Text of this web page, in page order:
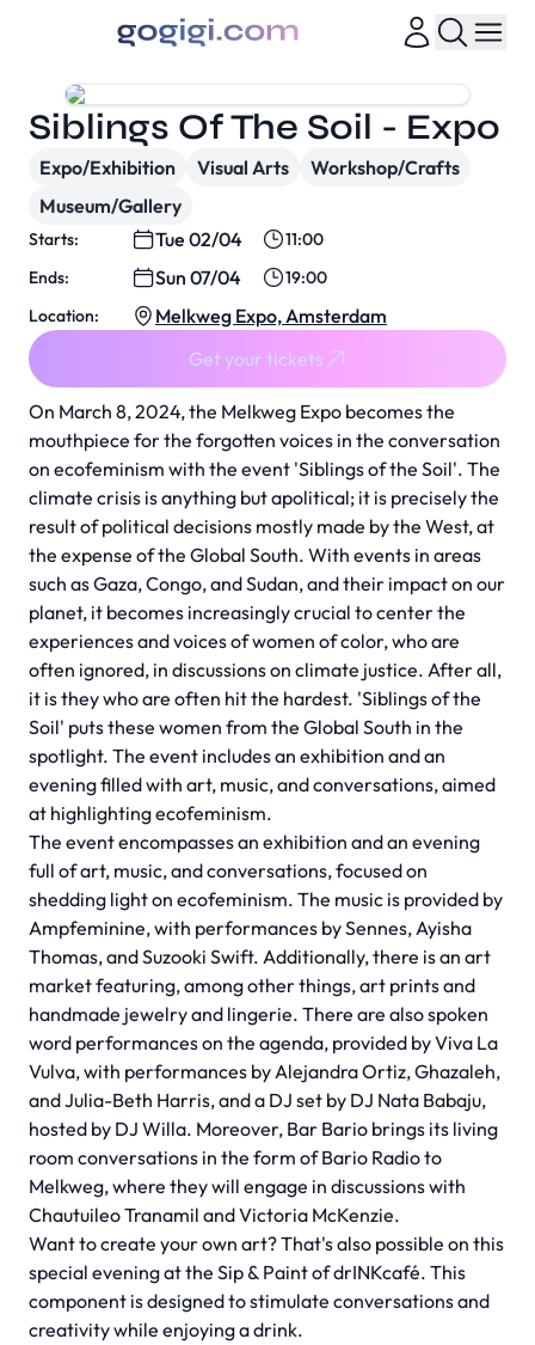
On March 8, 2024, the Melkweg Expo becomes the
mouthpiece for the forgotten voices in the conversation
on ecofeminism with the event 'Siblings of the Soil'. The
climate crisis is anything but apolitical; it is precisely the
result of political decisions mostly made by the West, at
the expense of the Global South. With events in areas
such as Gaza, Congo, and Sudan, and their impact on our
planet, it becomes increasingly crucial to center the
experiences and voices of women of color, who are
often ignored, in discussions on climate justice. After all,
it is they who are often hit the hardest. 'Siblings of the
Soil' puts these women from the Global South in the
spotlight. The event includes an exhibition and an
evening filled with art, music, and conversations, aimed
at highlighting ecofeminism.
The event encompasses an exhibition and an evening
full of art, music, and conversations, focused on
shedding light on ecofeminism. The music is provided by
Ampfeminine, with performances by Sennes, Ayisha
Thomas, and Suzooki Swift. Additionally, there is an art
market featuring, among other things, art prints and
handmade jewelry and lingerie. There are also spoken
word performances on the agenda, provided by Viva La
Vulva, with performances by Alejandra Ortiz, Ghazaleh,
and Julia-Beth Harris, and a DJ set by DJ Nata Babaju,
hosted by DJ Willa. Moreover, Bar Bario brings its living
room conversations in the form of Bario Radio to
Melkweg, where they will engage in discussions with
Chautuileo Tranamil and Victoria McKenzie.
Want to create your own art? That's also possible on this
special evening at the Sip & Paint of drINKcafé. This
component is designed to stimulate conversations and
creativity while enjoying a drink.
Siblings Of The Soil - Expo
Expo/Exhibition Visual Arts
Workshop/Crafts
Museum/Gallery
Starts: Tue 02/04
11:00
Ends:
Sun 07/04
19:00
Location:
Melkweg Expo, Amsterdam
Get your tickets